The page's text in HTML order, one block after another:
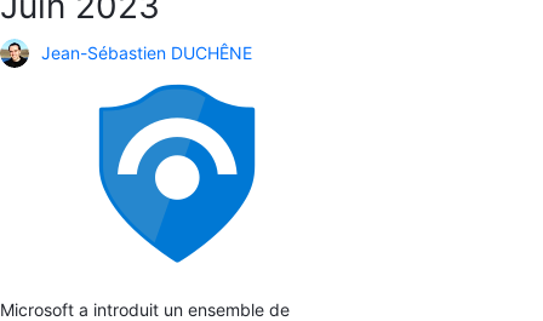
Jean-Sébastien DUCHÊNE
Microsoft a introduit un ensemble de